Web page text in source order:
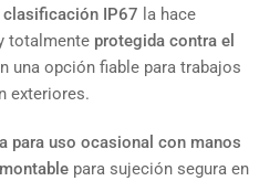
clasificación IP67 la hace
totalmente protegida contra el
una opción fiable para trabajos
exteriores.
para uso ocasional con manos
para sujeción segura en